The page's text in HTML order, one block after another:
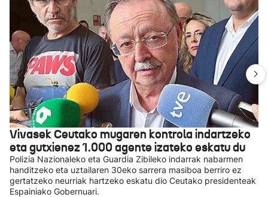
Vivasek Ceutako mugaren kontrola indartzeko
eta gutxienez 1.000 agente izateko eskatu du
Polizia Nazionaleko eta Guardia Zibileko indarrak nabarmen
handitzeko eta uztailaren 30eko sarrera masiboa berriro ez
gertatzeko neurriak hartzeko eskatu dio Ceutako presidenteak
Espainiako Gobernuari.